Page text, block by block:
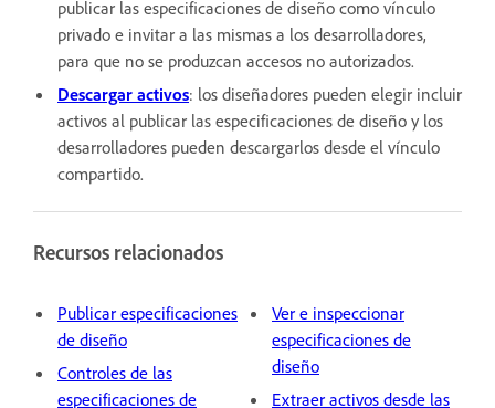
publicar las especificaciones de diseño como vínculo
privado e invitar a las mismas a los desarrolladores,
para que no se produzcan accesos no autorizados.
Descargar activos: los diseñadores pueden elegir incluir
activos al publicar las especificaciones de diseño y los
desarrolladores pueden descargarlos desde el vínculo
compartido.
Recursos relacionados
Publicar especificaciones
de diseño
Controles de las
especificaciones de
Ver e inspeccionar
especificaciones de
diseño
Extraer activos desde las